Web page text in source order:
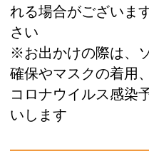
れる場合がございま
さい
※お出かけの際は、
確保やマスクの着用
コロナウイルス感染
いします